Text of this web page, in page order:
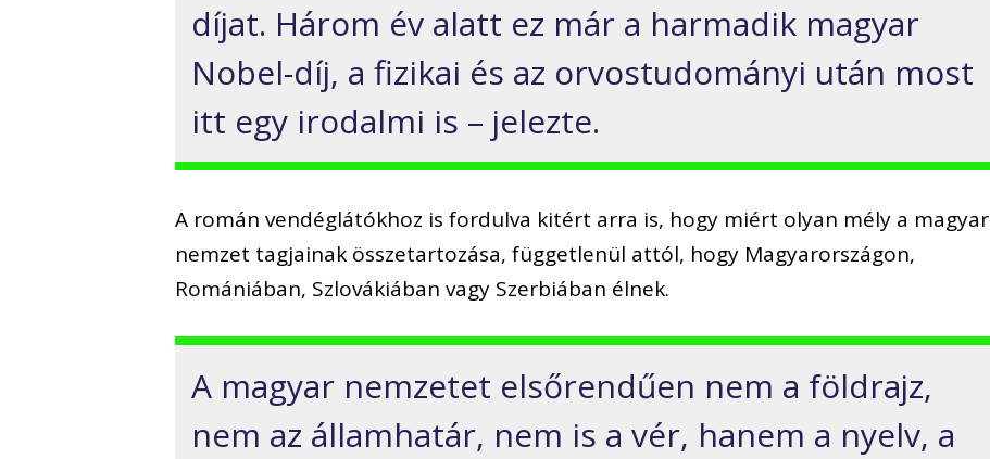
díjat. Három év alatt ez már a harmadik magyar
Nobel-díj, a fizikai és az orvostudományi után most
itt egy irodalmi is – jelezte.
A román vendéglátókhoz is fordulva kitért arra is, hogy miért olyan mély a magyar
nemzet tagjainak összetartozása, függetlenül attól, hogy Magyarországon,
Romániában, Szlovákiában vagy Szerbiában élnek.
A magyar nemzetet elsőrendűen nem a földrajz,
nem az államhatár, nem is a vér, hanem a nyelv, a